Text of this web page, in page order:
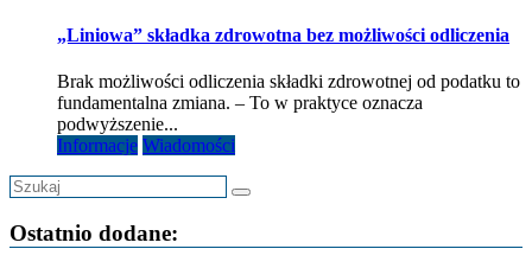
„Liniowa” składka zdrowotna bez możliwości odliczenia
Brak możliwości odliczenia składki zdrowotnej od podatku to
fundamentalna zmiana. – To w praktyce oznacza
podwyższenie...
Informacje Wiadomości
Ostatnio dodane: